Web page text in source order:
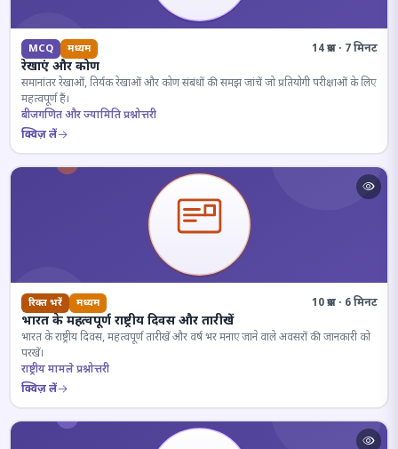
MCQ मध्यम 14 प्रश्न · 7 मिनट
रेखाएं और कोण
समानांतर रेखाओं, तिर्यक रेखाओं और कोण संबंधों की समझ जांचें जो प्रतियोगी परीक्षाओं के लिए
महत्वपूर्ण हैं।
बीजगणित और ज्यामिति प्रश्नोत्तरी
क्विज़ लें
रिक्त भरें मध्यम 10 प्रश्न · 6 मिनट
भारत के महत्वपूर्ण राष्ट्रीय दिवस और तारीखें
भारत के राष्ट्रीय दिवस, महत्वपूर्ण तारीखें और वर्ष भर मनाए जाने वाले अवसरों की जानकारी को
परखें।
राष्ट्रीय मामले प्रश्नोत्तरी
क्विज़ लें